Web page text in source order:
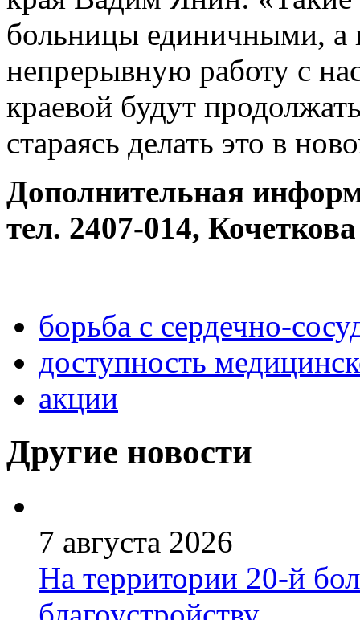
больницы единичными, а
непрерывную работу с
краевой будут
стараясь делать это в
Дополнительная
тел. 2407-014,
борьба с сердечно-
доступность
акции
Другие новости
7 августа 2026
На территории 20-й